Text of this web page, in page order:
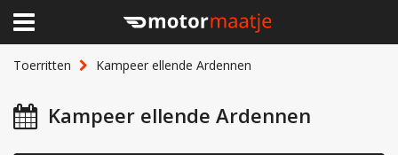
Toerritten Kampeer ellende Ardennen
Kampeer ellende Ardennen
×
Home
Clubhuis